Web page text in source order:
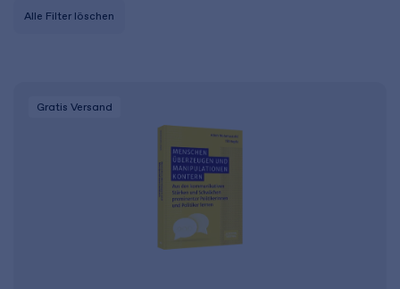
Alle Filter löschen
Gratis Versand